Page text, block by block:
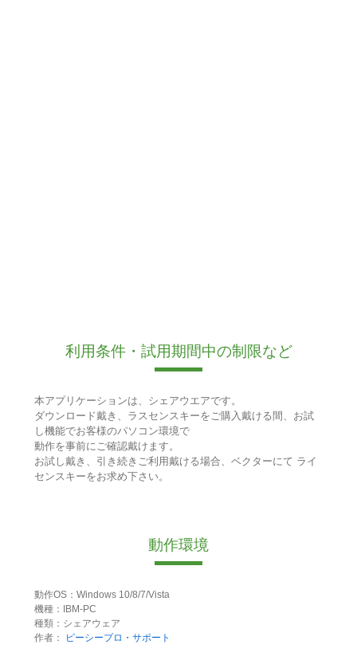
利用条件・試用期間中の制限など
本アプリケーションは、シェアウエアです。
ダウンロード戴き、ラスセンスキーをご購入戴ける間、お試
し機能でお客様のパソコン環境で
動作を事前にご確認戴けます。
お試し戴き、引き続きご利用戴ける場合、ベクターにて ライ
センスキーをお求め下さい。
動作環境
動作OS：Windows 10/8/7/Vista
機種：IBM-PC
種類：シェアウェア
作者：
ピーシープロ・サポート